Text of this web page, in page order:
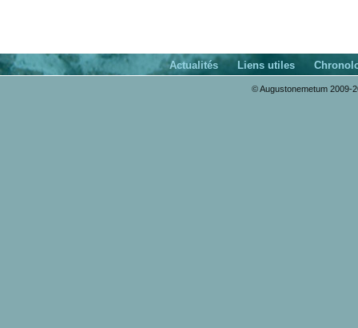
Actualités Liens utiles
© Augustonemetum 2009-